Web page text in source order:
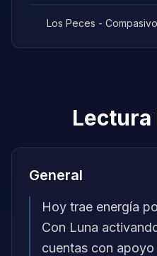
Los Peces -
General
Hoy trae energía
Con Luna
cuentas con